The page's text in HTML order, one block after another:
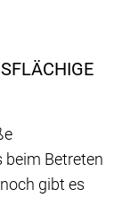
V
beim Betreten
gibt es